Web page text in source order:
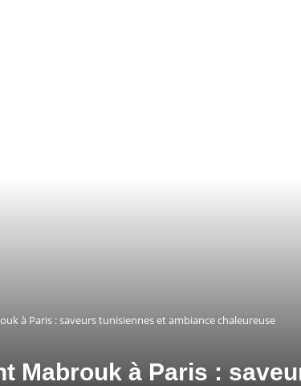
à Paris : saveurs tunisiennes et ambiance chaleureuse
Mabrouk à Paris :